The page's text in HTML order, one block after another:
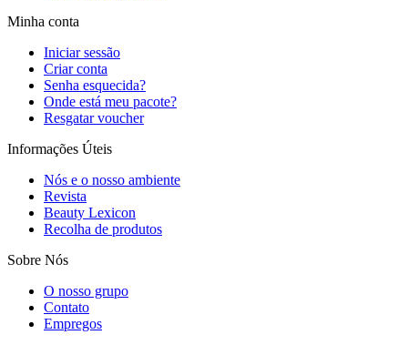
Minha conta
Iniciar sessão
Criar conta
Senha esquecida?
Onde está meu pacote?
Resgatar voucher
Informações Úteis
Nós e o nosso ambiente
Revista
Beauty Lexicon
Recolha de produtos
Sobre Nós
O nosso grupo
Contato
Empregos